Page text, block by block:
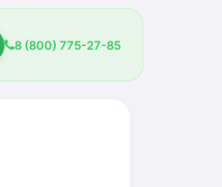
8 (800) 775-27-85